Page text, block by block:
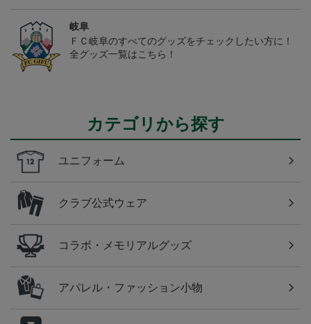
岐阜
ＦＣ岐阜のすべてのグッズをチェックしたい方に！
全グッズ一覧はこちら！
カテゴリから探す
ユニフォーム
クラブ公式ウェア
コラボ・メモリアルグッズ
アパレル・ファッション小物